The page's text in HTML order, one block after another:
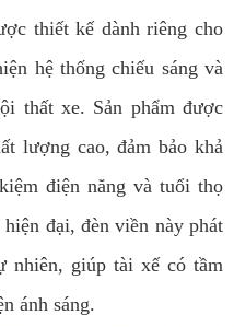
thiết kế dành riêng cho
hệ thống chiếu sáng và
thất xe. Sản phẩm được
lượng cao, đảm bảo khả
điện năng và tuổi thọ
đại, đèn viền này phát
nhiên, giúp tài xế có tầm
ánh sáng.